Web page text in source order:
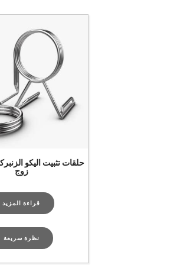
زوج
قراءة المزيد
نظرة سريعة